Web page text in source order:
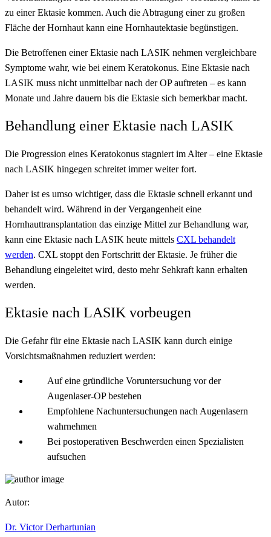
zu einer Ektasie kommen. Auch die Abtragung einer zu großen
Fläche der Hornhaut kann eine Hornhautektasie begünstigen.
Die Betroffenen einer Ektasie nach LASIK nehmen vergleichbare
Symptome wahr, wie bei einem Keratokonus. Eine Ektasie nach
LASIK muss nicht unmittelbar nach der OP auftreten – es kann
Monate und Jahre dauern bis die Ektasie sich bemerkbar macht.
Behandlung einer Ektasie nach LASIK
Die Progression eines Keratokonus stagniert im Alter – eine Ektasie
nach LASIK hingegen schreitet immer weiter fort.
Daher ist es umso wichtiger, dass die Ektasie schnell erkannt und
behandelt wird. Während in der Vergangenheit eine
Hornhauttransplantation das einzige Mittel zur Behandlung war,
kann eine Ektasie nach LASIK heute mittels CXL behandelt
werden. CXL stoppt den Fortschritt der Ektasie. Je früher die
Behandlung eingeleitet wird, desto mehr Sehkraft kann erhalten
werden.
Ektasie nach LASIK vorbeugen
Die Gefahr für eine Ektasie nach LASIK kann durch einige
Vorsichtsmaßnahmen reduziert werden:
Auf eine gründliche Voruntersuchung vor der
Augenlaser-OP bestehen
Empfohlene Nachuntersuchungen nach Augenlasern
wahrnehmen
Bei postoperativen Beschwerden einen Spezialisten
aufsuchen
Autor:
Dr. Victor Derhartunian